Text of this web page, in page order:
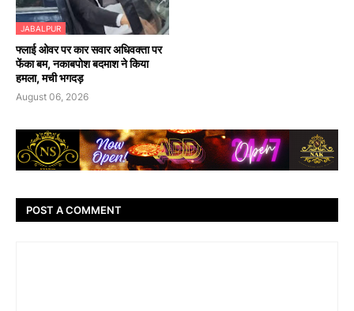
JABALPUR
फ्लाई ओवर पर कार सवार अधिवक्ता पर
फेंका बम, नकाबपोश बदमाश ने किया
हमला, मची भगदड़
August 06, 2026
POST A COMMENT